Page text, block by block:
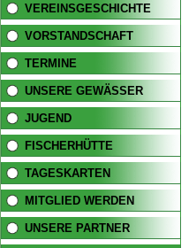
VEREINSGESCHICHTE
VORSTANDSCHAFT
TERMINE
UNSERE GEWÄSSER
JUGEND
FISCHERHÜTTE
TAGESKARTEN
MITGLIED WERDEN
UNSERE PARTNER